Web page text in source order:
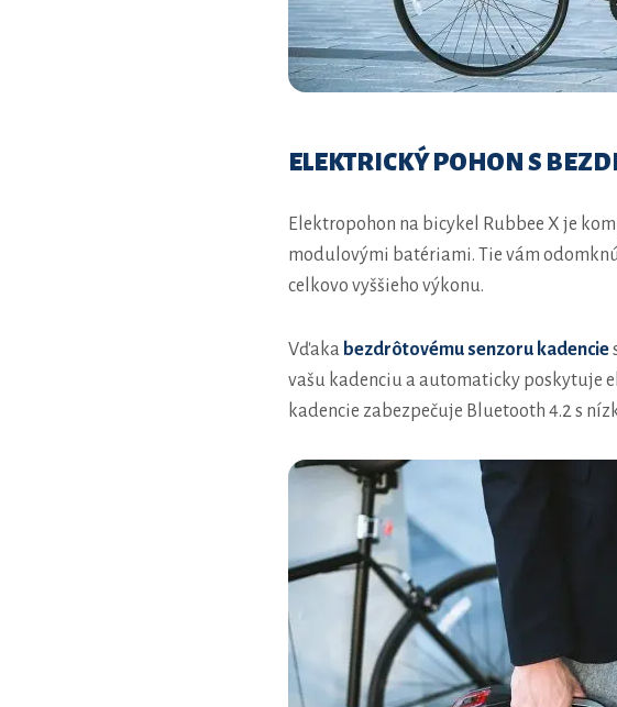
ELEKTRICKÝ POHON S
Elektropohon na bicykel Rubbee X je
modulovými batériami. Tie vám
celkovo vyššieho výkonu.
Vďaka bezdrôtovému senzoru kadencie
vašu kadenciu a automaticky poskytuje
kadencie zabezpečuje Bluetooth 4.2 s